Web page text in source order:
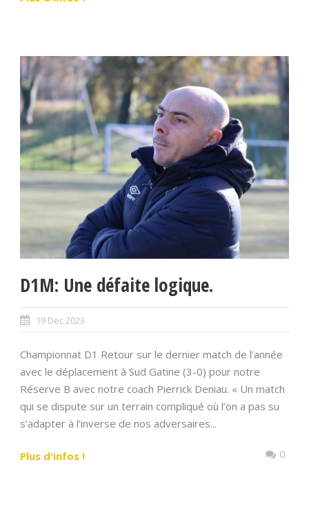
D1M: Une défaite logique.
19 Dec 2023
Championnat D1 Retour sur le dernier match de l’année
avec le déplacement à Sud Gatine (3-0) pour notre
Réserve B avec notre coach Pierrick Deniau. « Un match
qui se dispute sur un terrain compliqué où l’on a pas su
s’adapter à l’inverse de nos adversaires...
Plus d'infos ! 0